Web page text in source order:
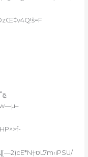
|Oimƒ3bQ3w#tR•X2–h&y,:2vw‹Md\L.ƒd1!d:“ﭿ